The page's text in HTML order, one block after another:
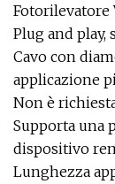
Fotorilevatore
Plug and play,
Cavo con
applicazione
Non è
Supporta una
dispositivo
Lunghezza